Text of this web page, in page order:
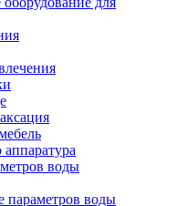
воды
параметров воды